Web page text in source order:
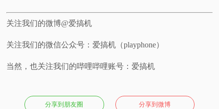
关注我们的微博@爱搞机
关注我们的微信公众号：爱搞机（playphone）
当然，也关注我们的哔哩哔哩账号：爱搞机
分享到朋友圈 分享到微博